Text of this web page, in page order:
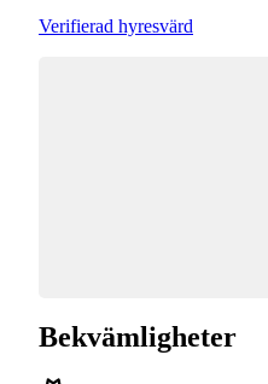
Verifierad hyresvärd
Bekvämligheter